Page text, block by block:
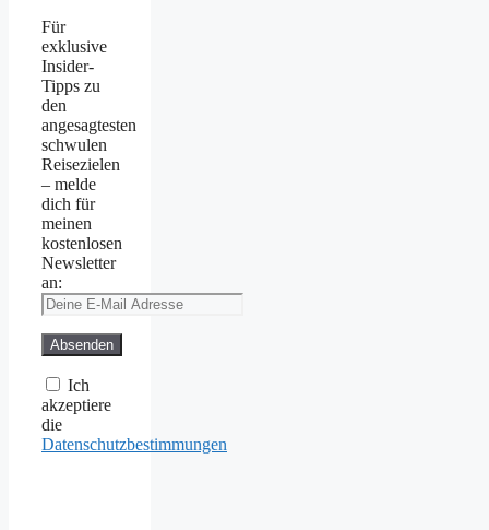
Für
exklusive
Insider-
Tipps zu
den
angesagtesten
schwulen
Reisezielen
– melde
dich für
meinen
kostenlosen
Newsletter
an:
Ich
akzeptiere
die
Datenschutzbestimmungen